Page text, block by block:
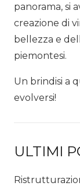
panorama, si
creazione di
bellezza e
piemontesi.
Un brindisi a
evolversi!
ULTIMI